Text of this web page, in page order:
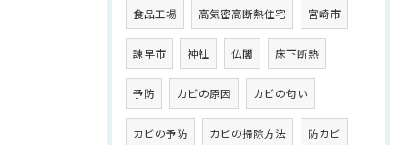
食品工場 高気密高断熱住宅 宮崎市
諫早市 神社 仏閣 床下断熱
予防 カビの原因 カビの匂い
カビの予防 カビの掃除方法 防カビ